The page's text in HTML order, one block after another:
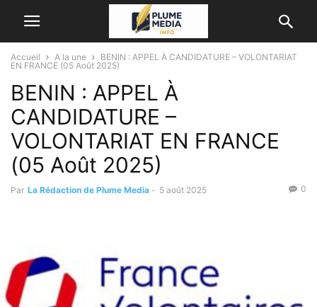
Accueil A la une
BENIN : APPEL À CANDIDATURE – VOLONTARIAT
EN FRANCE (05 Août 2025)
BENIN : APPEL À
CANDIDATURE –
VOLONTARIAT EN FRANCE
(05 Août 2025)
Par La Rédaction de Plume Media - 5 août 2025 0